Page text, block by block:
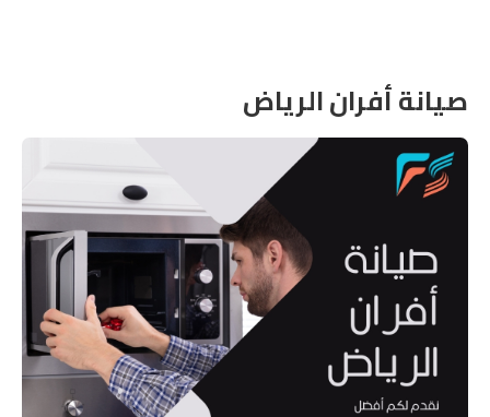
صيانة أفران الرياض